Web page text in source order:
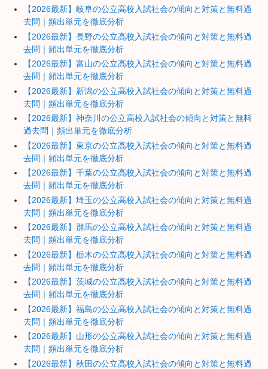
【2026最新】岐阜の公立高校入試社会の傾向と対策と無料過
去問｜頻出単元を徹底分析
【2026最新】長野の公立高校入試社会の傾向と対策と無料過
去問｜頻出単元を徹底分析
【2026最新】富山の公立高校入試社会の傾向と対策と無料過
去問｜頻出単元を徹底分析
【2026最新】新潟の公立高校入試社会の傾向と対策と無料過
去問｜頻出単元を徹底分析
【2026最新】神奈川の公立高校入試社会の傾向と対策と無料
過去問｜頻出単元を徹底分析
【2026最新】東京の公立高校入試社会の傾向と対策と無料過
去問｜頻出単元を徹底分析
【2026最新】千葉の公立高校入試社会の傾向と対策と無料過
去問｜頻出単元を徹底分析
【2026最新】埼玉の公立高校入試社会の傾向と対策と無料過
去問｜頻出単元を徹底分析
【2026最新】群馬の公立高校入試社会の傾向と対策と無料過
去問｜頻出単元を徹底分析
【2026最新】栃木の公立高校入試社会の傾向と対策と無料過
去問｜頻出単元を徹底分析
【2026最新】茨城の公立高校入試社会の傾向と対策と無料過
去問｜頻出単元を徹底分析
【2026最新】福島の公立高校入試社会の傾向と対策と無料過
去問｜頻出単元を徹底分析
【2026最新】山形の公立高校入試社会の傾向と対策と無料過
去問｜頻出単元を徹底分析
【2026最新】秋田の公立高校入試社会の傾向と対策と無料過